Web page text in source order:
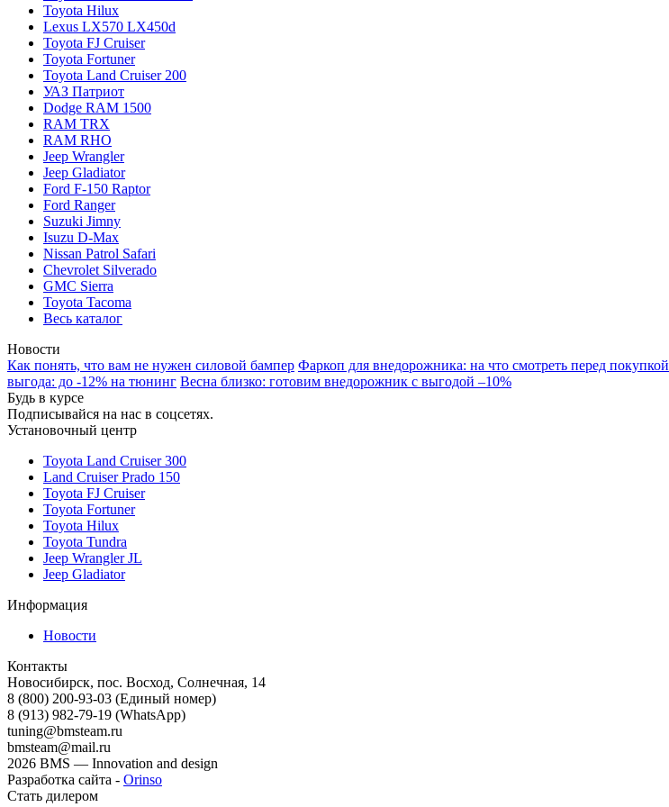
Toyota Hilux
Lexus LX570 LX450d
Toyota FJ Cruiser
Toyota Fortuner
Toyota Land Cruiser 200
УАЗ Патриот
Dodge RAM 1500
RAM TRX
RAM RHO
Jeep Wrangler
Jeep Gladiator
Ford F-150 Raptor
Ford Ranger
Suzuki Jimny
Isuzu D-Max
Nissan Patrol Safari
Chevrolet Silverado
GMC Sierra
Toyota Tacoma
Весь каталог
Новости
Как понять, что вам не нужен силовой бампер Фаркоп для внедорожника: на что смотреть перед покупкой
выгода: до -12% на тюнинг Весна близко: готовим внедорожник с выгодой –10%
Будь в курсе
Подписывайся на нас в соцсетях.
Установочный центр
Toyota Land Cruiser 300
Land Cruiser Prado 150
Toyota FJ Cruiser
Toyota Fortuner
Toyota Hilux
Toyota Tundra
Jeep Wrangler JL
Jeep Gladiator
Информация
Новости
Контакты
Новосибирск, пос. Восход, Солнечная, 14
8 (800) 200-93-03 (Единый номер)
8 (913) 982-79-19 (WhatsApp)
tuning@bmsteam.ru
bmsteam@mail.ru
2026 BMS — Innovation and design
Разработка сайта - Orinso
Стать дилером